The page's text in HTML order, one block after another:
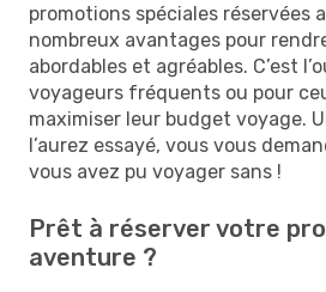
promotions spéciales réservées
nombreux avantages pour
abordables et agréables. C’est
voyageurs fréquents ou pour
maximiser leur budget voyage.
l’aurez essayé, vous vous
vous avez pu voyager sans !
Prêt à réserver votre
aventure ?